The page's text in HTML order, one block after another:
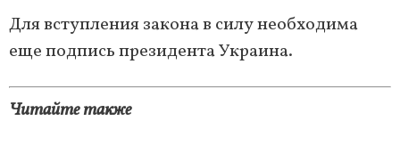
Для вступления закона в силу необходима
еще подпись президента Украина.
Читайте также